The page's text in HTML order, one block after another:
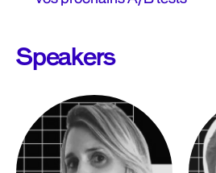
Speakers